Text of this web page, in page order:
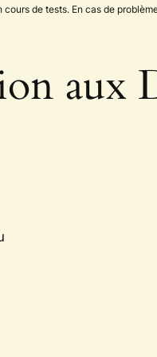
de tests. En cas de
aux